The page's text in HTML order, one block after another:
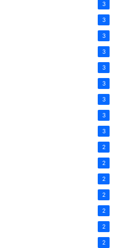
3
3
3
3
3
3
3
3
3
2
2
2
2
2
2
2